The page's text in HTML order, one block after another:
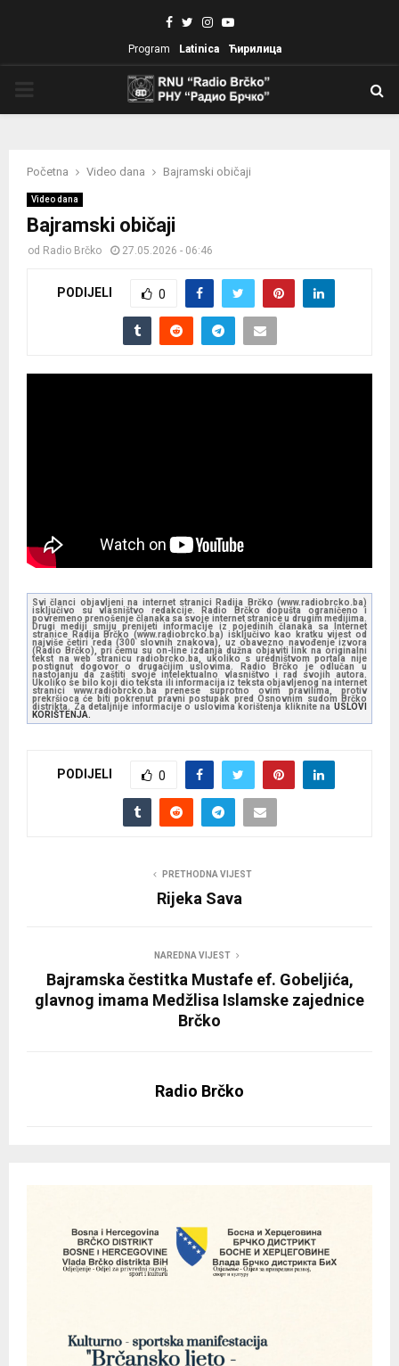
Facebook
TwitterInstagram
Youtube
Program Latinica Ћирилица
Početna Video dana Bajramski običaji
Video dana
Bajramski običaji
od Radio Brčko 27.05.2026 - 06:46
PODIJELI 0
Svi članci objavljeni na internet stranici Radija Brčko (www.radiobrcko.ba)
isključivo su vlasništvo redakcije. Radio Brčko dopušta ograničeno i
povremeno prenošenje članaka sa svoje internet stranice u drugim medijima.
Drugi mediji smiju prenijeti informacije iz pojedinih članaka sa Internet
stranice Radija Brčko (www.radiobrcko.ba) isključivo kao kratku vijest od
najviše četiri reda (300 slovnih znakova), uz obavezno navođenje izvora
(Radio Brčko), pri čemu su on-line izdanja dužna objaviti link na originalni
tekst na web stranicu radiobrcko.ba, ukoliko s uredništvom portala nije
postignut dogovor o drugačijim uslovima. Radio Brčko je odlučan u
nastojanju da zaštiti svoje intelektualno vlasništvo i rad svojih autora.
Ukoliko se bilo koji dio teksta ili informacija iz teksta objavljenog na internet
stranici www.radiobrcko.ba prenese suprotno ovim pravilima, protiv
prekršioca će biti pokrenut pravni postupak pred Osnovnim sudom Brčko
distrikta. Za detaljnije informacije o uslovima korištenja kliknite na USLOVI
KORIŠTENJA.
PODIJELI 0
PRETHODNA VIJEST
Rijeka Sava
NAREDNA VIJEST
Bajramska čestitka Mustafe ef. Gobeljića,
glavnog imama Medžlisa Islamske zajednice
Brčko
Radio Brčko